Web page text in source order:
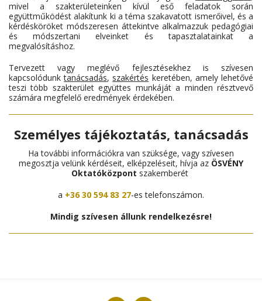
mivel a szakterületeinken kívül eső feladatok során
együttműködést alakítunk ki a téma szakavatott ismerőivel, és a
kérdésköröket módszeresen áttekintve alkalmazzuk pedagógiai
és módszertani elveinket és tapasztalatainkat a
megvalósításhoz.
Tervezett vagy meglévő fejlesztésekhez is szívesen
kapcsolódunktanácsadás, szakértés keretében, amely lehetővé
teszi több szakterület együttes munkáját a minden résztvevő
számára megfelelő eredmények érdekében.
Személyes tájékoztatás, tanácsadás
Ha további információkra van szüksége, vagy szívesen
megosztja velünk kérdéseit, elképzeléseit, hívja az ÖSVÉNY
Oktatóközpont szakemberét
a +36 30 594 83 27-es telefonszámon.
Mindig szívesen állunk rendelkezésre!